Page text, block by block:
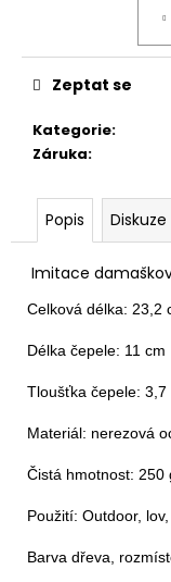
Kategorie:
Záruka:
Zeptat se
Popis Diskuze
Imitace
Celková délka: 23,2
Délka čepele: 11 cm
Tloušťka čepele: 3,7
Materiál: nerezová
Čistá hmotnost: 250
Použití: Outdoor,
Barva dřeva,
r
u
č
u
m
TLUSTÝ
GROŠ
VÁCLAVA
K
RAŽBY
LET
7
Kč